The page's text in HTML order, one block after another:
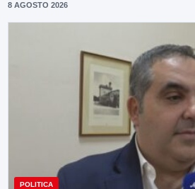
8 AGOSTO 2026
POLITICA